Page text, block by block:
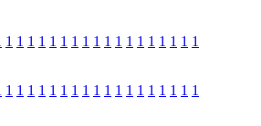
1 1 1 1 1 1 1 1 1 1 1 1 1 1 1 1 1 1
1 1 1 1 1 1 1 1 1 1 1 1 1 1 1 1 1 1